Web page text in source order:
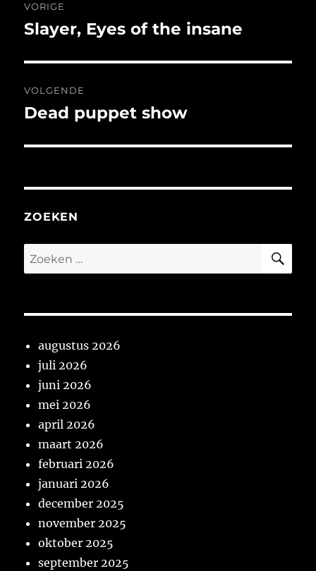
navigatie
VORIGE
Vorig
Slayer, Eyes of the insane
VOLGENDE
Volgend
Dead puppet show
ZOEKEN
Zoeken
naar:
augustus 2026
juli 2026
juni 2026
mei 2026
april 2026
maart 2026
februari 2026
januari 2026
december 2025
november 2025
oktober 2025
september 2025